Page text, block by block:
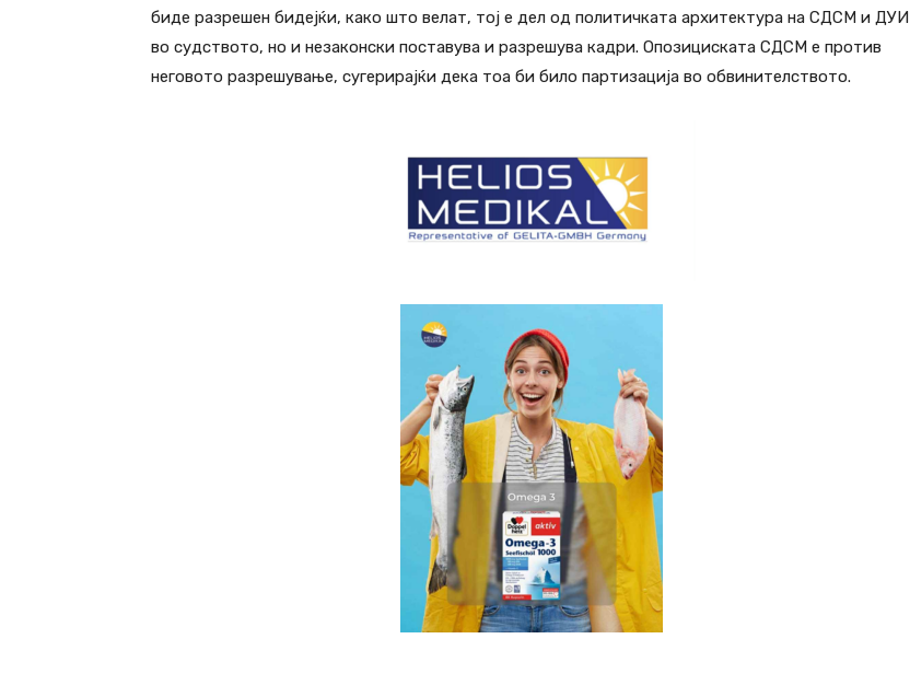
биде разрешен бидејќи, како што велат, тој е дел од политичката архитектура на СДСМ и ДУИ
во судството, но и незаконски поставува и разрешува кадри. Опозициската СДСМ е против
неговото разрешување, сугерирајќи дека тоа би било партизација во обвинителството.